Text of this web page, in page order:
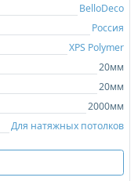
BelloDeco
Россия
XPS Polymer
20мм
20мм
2000мм
Для натяжных потолков